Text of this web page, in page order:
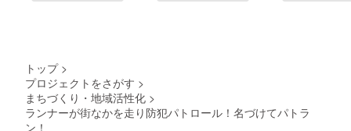
トップ >
プロジェクトをさがす >
まちづくり・地域活性化 >
ランナーが街なかを走り防犯パトロール！名づけてパトラ
ン！